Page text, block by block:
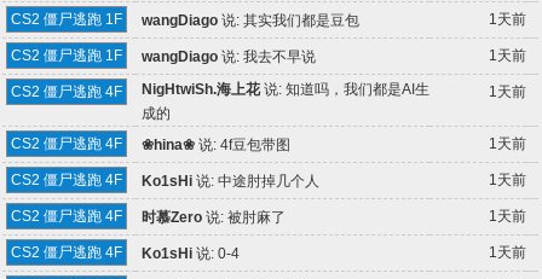
CS2 僵尸逃跑 1F wangDiago 说:其实我们都是豆包 1天前
CS2 僵尸逃跑 1F wangDiago 说:我去不早说 1天前
CS2 僵尸逃跑 4F NigHtwiSh.海上花说:知道吗，我们都是AI生
成的
1天前
CS2 僵尸逃跑 4F ❀hina❀ 说:4f豆包带图 1天前
CS2 僵尸逃跑 4F Ko1sHi 说:中途肘掉几个人 1天前
CS2 僵尸逃跑 4F 时慕Zero 说:被肘麻了 1天前
CS2 僵尸逃跑 4F Ko1sHi 说:0-4 1天前